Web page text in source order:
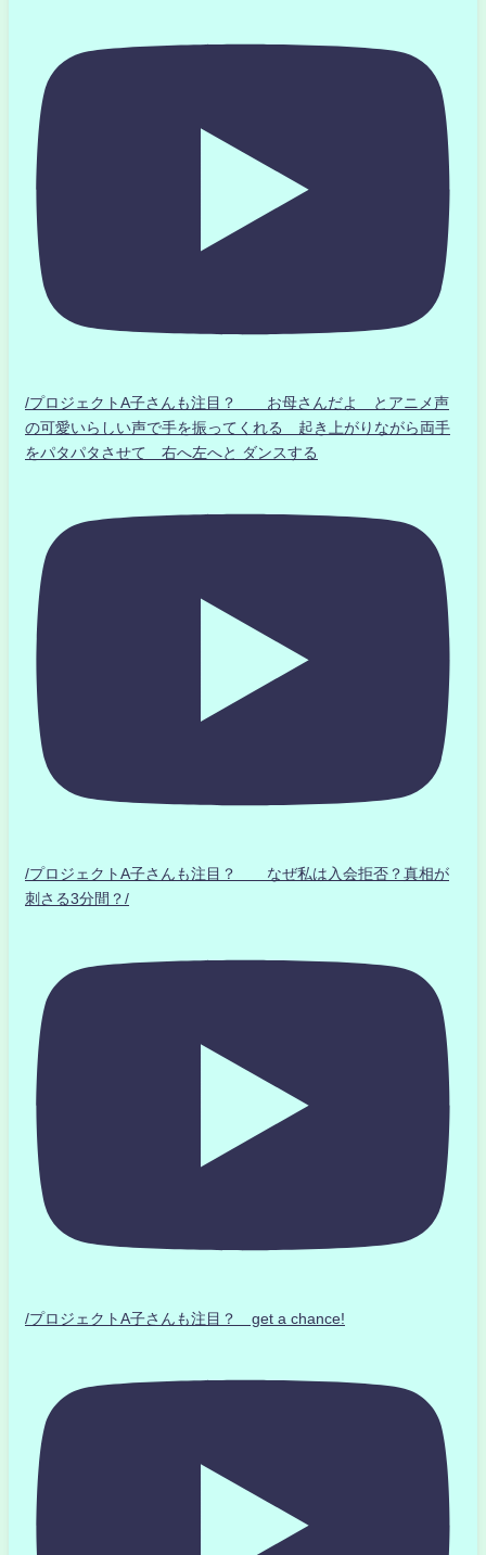
/プロジェクトA子さんも注目？ お母さんだよ とアニメ声
の可愛いらしい声で手を振ってくれる 起き上がりながら両手
をパタパタさせて 右へ左へと ダンスする
/プロジェクトA子さんも注目？ なぜ私は入会拒否？真相が
刺さる3分間？/
/プロジェクトA子さんも注目？ get a chance!